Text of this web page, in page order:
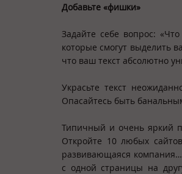
Добавьте «фишки»
Задайте себе вопрос:
которые смогут выделить
что ваш текст абсолютно
Украсьте текст
Опасайтесь быть
Типичный и очень яркий
Откройте 10 любых
развивающаяся
с одной страницы на